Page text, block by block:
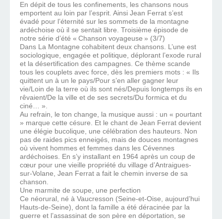
En dépit de tous les confinements, les chansons nous
emportent au loin par l’esprit. Ainsi Jean Ferrat s’est
évadé pour l’éternité sur les sommets de la montagne
ardéchoise où il se sentait libre. Troisième épisode de
notre série d’été « Chanson voyageuse » (3/7)​​​
Dans La Montagne cohabitent deux chansons. L’une est
sociologique, engagée et politique, déplorant l’exode rural
et la désertification des campagnes. Ce thème scande
tous les couplets avec force, dès les premiers mots : « Ils
quittent un à un le pays/Pour s’en aller gagner leur
vie/Loin de la terre où ils sont nés/Depuis longtemps ils en
rêvaient/De la ville et de ses secrets/Du formica et du
ciné… ».
Au refrain, le ton change, la musique aussi : un « pourtant
» marque cette césure. Et le chant de Jean Ferrat devient
une élégie bucolique, une célébration des hauteurs. Non
pas de raides pics enneigés, mais de douces montagnes
où vivent hommes et femmes dans les Cévennes
ardéchoises. En s’y installant en 1964 après un coup de
cœur pour une vieille propriété du village d’Antraigues-
sur-Volane, Jean Ferrat a fait le chemin inverse de sa
chanson.
Une marmite de soupe, une perfection
Ce néorural, né à Vaucresson (Seine-et-Oise, aujourd’hui
Hauts-de-Seine), dont la famille a été déracinée par la
guerre et l’assassinat de son père en déportation, se